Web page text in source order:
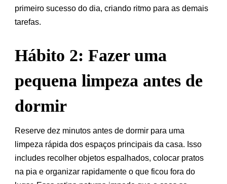
primeiro sucesso do dia, criando ritmo para as demais
tarefas.
Hábito 2: Fazer uma
pequena limpeza antes de
dormir
Reserve dez minutos antes de dormir para uma
limpeza rápida dos espaços principais da casa. Isso
includes recolher objetos espalhados, colocar pratos
na pia e organizar rapidamente o que ficou fora do